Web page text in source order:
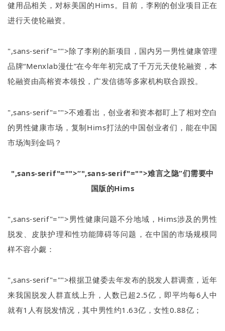
健用品相关，对标美国的Hims。目前，李刚的创业项目正在
进行天使轮融资。
",sans-serif"="">除了李刚的新项目，国内另一男性健康管理
品牌“Menxlab漫仕”在今年年初完成了千万元天使轮融资，本
轮融资由高榕资本领投，广发信德等多家机构联合跟投。
",sans-serif"="">不难看出，创业者和资本都盯上了相对空白
的男性健康市场，复制Hims打法的中国创业者们，能在中国
市场淘到金吗？
",sans-serif"="">“",sans-serif"="">难言之隐”们需要中
国版的Hims
",sans-serif"="">男性健康问题不分地域， Hims涉及的男性
脱发、皮肤护理和性功能障碍等问题，在中国的市场规模同
样不容小觑：
",sans-serif"="">根据卫健委去年发布的脱发人群调查，近年
来我国脱发人群直线上升，人数已超2.5亿，即平均每6 人中
就有1 人有脱发情况，其中男性约1.63亿，女性0.88亿；